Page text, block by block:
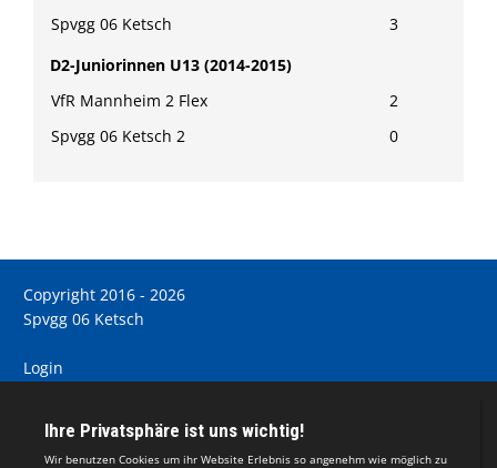
Spvgg 06 Ketsch
3
D2-Juniorinnen U13 (2014-2015)
VfR Mannheim 2 Flex
2
Spvgg 06 Ketsch 2
0
Copyright 2016 - 2026
Spvgg 06 Ketsch
Login
Impressum